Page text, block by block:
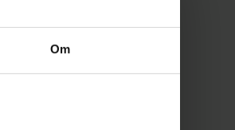
Om